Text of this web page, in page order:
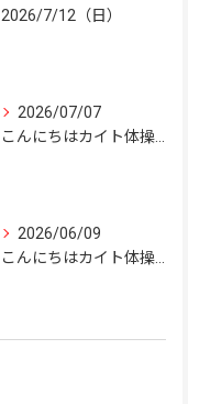
2026/7/12（日）
2026/07/07
こんにちはカイト体操クラブです🤸
2026/06/09
こんにちはカイト体操クラブです🪁